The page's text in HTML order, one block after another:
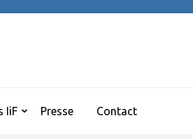
IiF Presse Contact